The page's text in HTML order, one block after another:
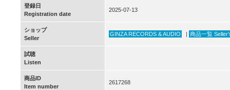
登録日
Registration date
2025-07-13
ショップ
Seller
GINZA RECORDS & AUDIO | 商品一覧
試聴
Listen
商品ID
Item number
2617268